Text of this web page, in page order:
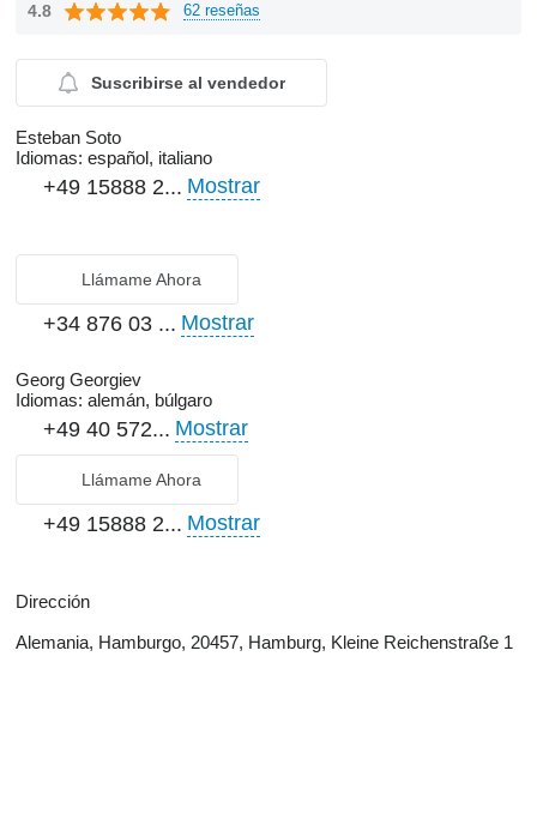
4.8 62 reseñas
Suscribirse al vendedor
Esteban Soto
Idiomas: español, italiano
+49 15888 2... Mostrar
Llámame Ahora
+34 876 03 ... Mostrar
Georg Georgiev
Idiomas: alemán, búlgaro
+49 40 572... Mostrar
Llámame Ahora
+49 15888 2... Mostrar
Dirección
Alemania, Hamburgo, 20457, Hamburg, Kleine Reichenstraße 1